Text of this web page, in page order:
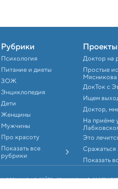
Рубрики
Психология
Питание и диеты
ЗОЖ
Энциклопедия
Дети
Женщины
Мужчины
Про красоту
Показать все
рубрики
Проекты
Доктор на
Простые
Мясникова
ДокТок с
Ищем
Доктор,
На приёме
Это
Сражаться
Показать
на сайте, защищены в